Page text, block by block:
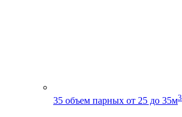
35 объем парных от 25 до 35м3